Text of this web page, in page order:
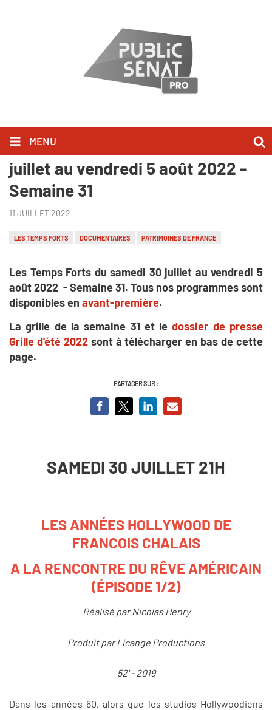
MENU
Les Temps Forts du samedi 30
juillet au vendredi 5 août 2022 -
Semaine 31
11 JUILLET 2022
LES TEMPS FORTS DOCUMENTAIRES PATRIMOINES DE FRANCE
Les Temps Forts du samedi 30 juillet au vendredi 5
août 2022 - Semaine 31. Tous nos programmes sont
disponibles en avant-première.
La grille de la semaine 31 et ledossier de presse
Grille d'été 2022 sont à télécharger en bas de cette
page.
PARTAGER SUR :
SAMEDI 30 JUILLET 21H
LES ANNÉES HOLLYWOOD DE
FRANCOIS CHALAIS
A LA RENCONTRE DU RÊVE AMÉRICAIN
(ÉPISODE 1/2)
Réalisé par Nicolas Henry
Produit par Licange Productions
52' - 2019
Dans les années 60, alors que les studios Hollywoodiens